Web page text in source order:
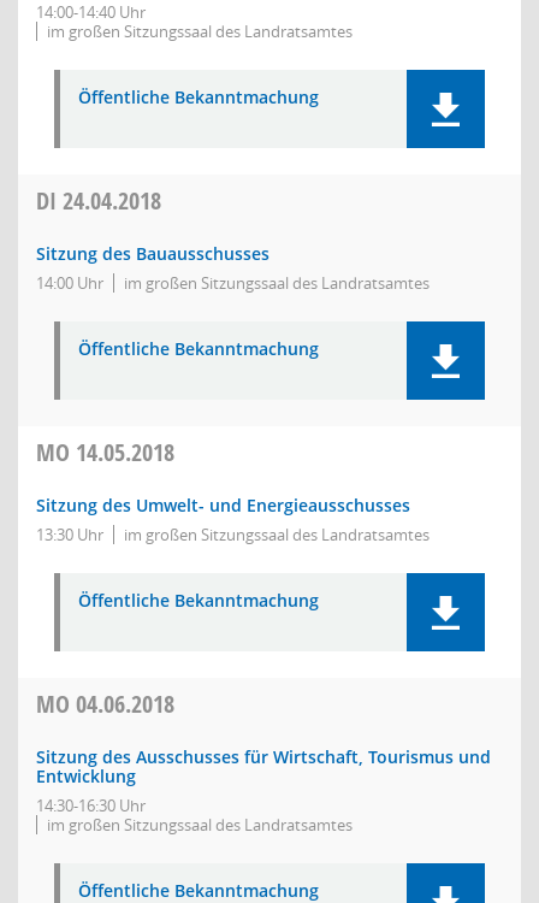
14:00-14:40 Uhr
im großen Sitzungssaal des Landratsamtes
Öffentliche Bekanntmachung
DI 24.04.2018
Sitzung des Bauausschusses
14:00 Uhr im großen Sitzungssaal des Landratsamtes
Öffentliche Bekanntmachung
MO 14.05.2018
Sitzung des Umwelt- und Energieausschusses
13:30 Uhr im großen Sitzungssaal des Landratsamtes
Öffentliche Bekanntmachung
MO 04.06.2018
Sitzung des Ausschusses für Wirtschaft, Tourismus und
Entwicklung
14:30-16:30 Uhr
im großen Sitzungssaal des Landratsamtes
Öffentliche Bekanntmachung